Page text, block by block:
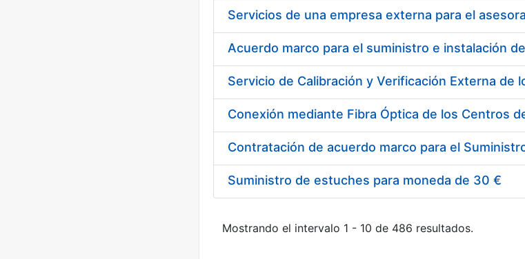
Acuerdo marco para el suministro e instalación
Suministro de estuches para moneda de 30 €
Mostrando el intervalo 1 - 10 de 486 resultados.